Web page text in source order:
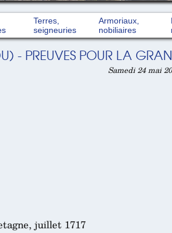
Terres,
seigneuries
Armoriaux,
nobiliaires
- PREUVES POUR LA
Samedi 24 mai
juillet 1717